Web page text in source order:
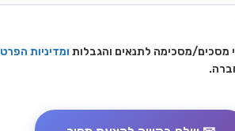
מסכים/מסכימה לתנאים והגבלות ומדיניות